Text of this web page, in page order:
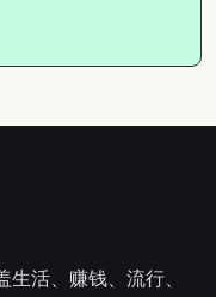
活、赚钱、流行、